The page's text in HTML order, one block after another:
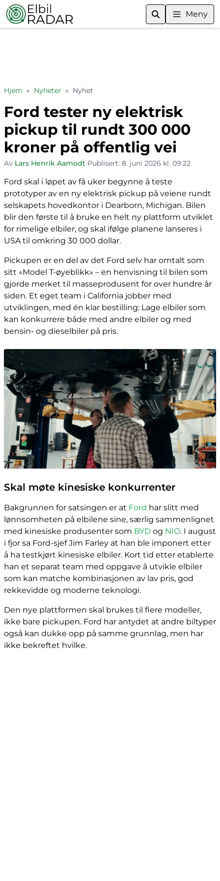
Meny
Hjem » Nyheter » Nyhet
Ford tester ny elektrisk
pickup til rundt 300 000
kroner på offentlig vei
Av Lars Henrik Aamodt•Publisert: 8. juni 2026 kl. 09:22
Ford skal i løpet av få uker begynne å teste
prototyper av en ny elektrisk pickup på veiene rundt
selskapets hovedkontor i Dearborn, Michigan. Bilen
blir den første til å bruke en helt ny plattform utviklet
for rimelige elbiler, og skal ifølge planene lanseres i
USA til omkring 30 000 dollar.
Pickupen er en del av det Ford selv har omtalt som
sitt «Model T-øyeblikk» – en henvisning til bilen som
gjorde merket til masseprodusent for over hundre år
siden. Et eget team i California jobber med
utviklingen, med én klar bestilling: Lage elbiler som
kan konkurrere både med andre elbiler og med
bensin- og dieselbiler på pris.
Skal møte kinesiske konkurrenter
Bakgrunnen for satsingen er at Ford har slitt med
lønnsomheten på elbilene sine, særlig sammenlignet
med kinesiske produsenter som BYD og NIO. I august
i fjor sa Ford-sjef Jim Farley at han ble imponert etter
å ha testkjørt kinesiske elbiler. Kort tid etter etablerte
han et separat team med oppgave å utvikle elbiler
som kan matche kombinasjonen av lav pris, god
rekkevidde og moderne teknologi.
Den nye plattformen skal brukes til flere modeller,
ikke bare pickupen. Ford har antydet at andre biltyper
også kan dukke opp på samme grunnlag, men har
ikke bekreftet hvilke.